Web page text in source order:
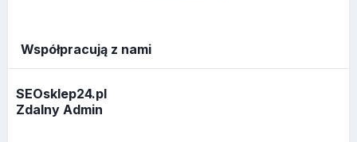
Współpracują z nami
SEOsklep24.pl
Zdalny Admin